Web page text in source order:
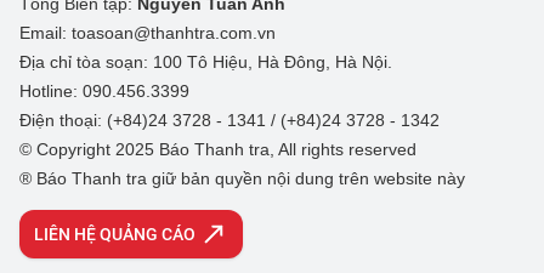
Email: toasoan@thanhtra.com.vn
Địa chỉ tòa soạn: 100 Tô Hiệu, Hà Đông, Hà Nội.
Hotline: 090.456.3399
Điện thoại: (+84)24 3728 - 1341 / (+84)24 3728 - 1342
© Copyright 2025 Báo Thanh tra, All rights reserved
® Báo Thanh tra giữ bản quyền nội dung trên website này
LIÊN HỆ QUẢNG CÁO